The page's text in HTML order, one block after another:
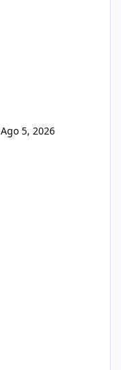
Ago 5, 2026